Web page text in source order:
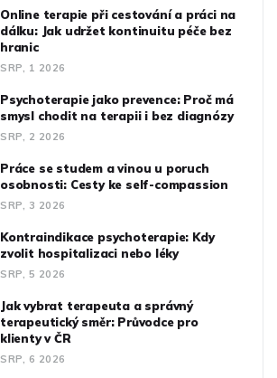
Online terapie při cestování a práci na
dálku: Jak udržet kontinuitu péče bez
hranic
SRP, 1 2026
Psychoterapie jako prevence: Proč má
smysl chodit na terapii i bez diagnózy
SRP, 2 2026
Práce se studem a vinou u poruch
osobnosti: Cesty ke self-compassion
SRP, 3 2026
Kontraindikace psychoterapie: Kdy
zvolit hospitalizaci nebo léky
SRP, 5 2026
Jak vybrat terapeuta a správný
terapeutický směr: Průvodce pro
klienty v ČR
SRP, 6 2026